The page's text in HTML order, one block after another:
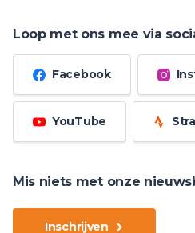
Loop met ons mee via
Facebook
YouTube
Mis niets met onze
Inschrijven